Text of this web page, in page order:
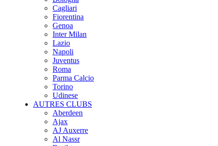
Cagliari
Fiorentina
Genoa
Inter Milan
Lazio
Napoli
Juventus
Roma
Parma Calcio
Torino
Udinese
AUTRES CLUBS
Aberdeen
Ajax
AJ Auxerre
Al Nassr